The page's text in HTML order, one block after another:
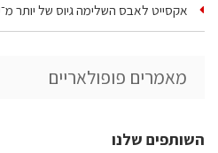
אקסייט לאבס השלימה גיוס של יותר מ־300 מיליון דולר…
מאמרים פופולאריים
השותפים שלנו